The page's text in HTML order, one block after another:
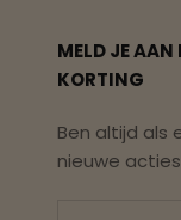
MELD JE
KORTING
Ben altijd als
nieuwe